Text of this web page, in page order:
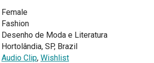
Female
Fashion
Desenho de Moda e Literatura
Hortolândia, SP, Brazil
Audio Clip, Wishlist